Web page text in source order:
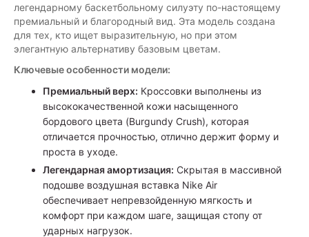
легендарному баскетбольному силуэту по-настоящему
премиальный и благородный вид. Эта модель создана
для тех, кто ищет выразительную, но при этом
элегантную альтернативу базовым цветам.
Ключевые особенности модели:
Премиальный верх: Кроссовки выполнены из
высококачественной кожи насыщенного
бордового цвета (Burgundy Crush), которая
отличается прочностью, отлично держит форму и
проста в уходе.
Легендарная амортизация: Скрытая в массивной
подошве воздушная вставка Nike Air
обеспечивает непревзойденную мягкость и
комфорт при каждом шаге, защищая стопу от
ударных нагрузок.